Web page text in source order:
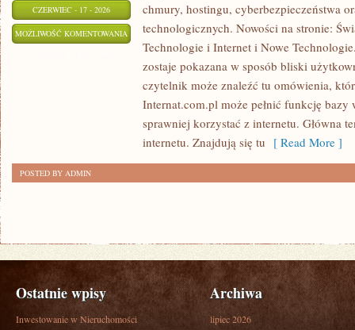
CZERWIEC - 17 - 2026
MOŻLIWOŚĆ KOMENTOWANIA NOWINKI
TRENDY
INTERNECIE
chmury, hostingu, cyberbezpieczeństwa
technologicznych. Nowości na stronie:
Technologie i Internet i Nowe
zostaje pokazana w sposób bliski
czytelnik może znaleźć tu omówienia,
Internat.com.pl może pełnić funkcję
sprawniej korzystać z internetu. Główna
internetu. Znajdują się tu [ Read More ]
POSTED BY ADMIN
Ostatnie wpisy
Inwestowanie w Nieruchomości
Archiwa
lipiec 2026